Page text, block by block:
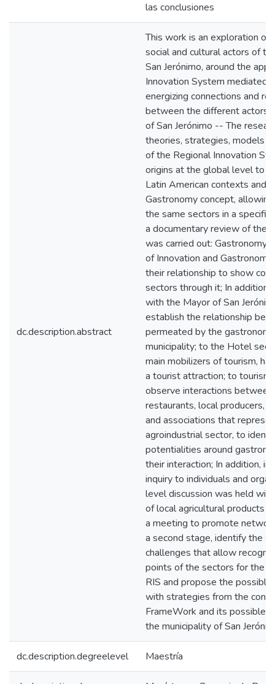
las conclusiones
dc.description.abstract
This work is an exploration of
social and cultural actors of
San Jerónimo, around the
Innovation System mediated
energizing connections and
between the different actors
of San Jerónimo -- The
theories, strategies, models
of the Regional Innovation
origins at the global level to
Latin American contexts and
Gastronomy concept,
the same sectors in a
a documentary review of the
was carried out: Gastronomy,
of Innovation and
their relationship to show
sectors through it; In
with the Mayor of San
establish the relationship
permeated by the
municipality; to the Hotel
main mobilizers of tourism,
a tourist attraction; to tourism
observe interactions
restaurants, local producers,
and associations that
agroindustrial sector, to
potentialities around
their interaction; In addition,
inquiry to individuals and
level discussion was held
of local agricultural products
a meeting to promote
a second stage, identify the
challenges that allow
points of the sectors for the
RIS and propose the
with strategies from the
FrameWork and its possible
the municipality of San
dc.description.degreelevel Maestría